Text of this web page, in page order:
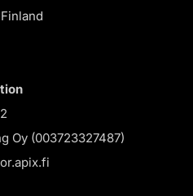
Oy (003723327487)